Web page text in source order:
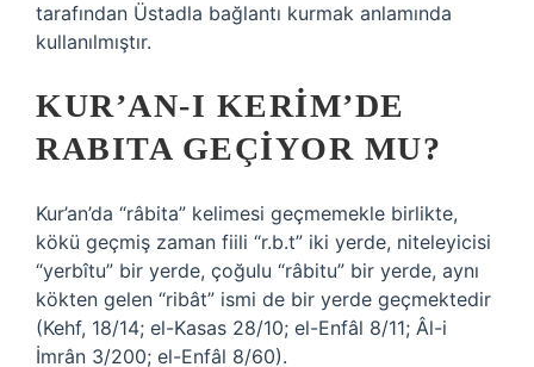
tarafından Üstadla bağlantı kurmak anlamında
kullanılmıştır.
KUR’AN-I KERIM’DE
RABITA GEÇIYOR MU?
Kur’an’da “râbita” kelimesi geçmemekle birlikte,
kökü geçmiş zaman fiili “r.b.t” iki yerde, niteleyicisi
“yerbîtu” bir yerde, çoğulu “râbitu” bir yerde, aynı
kökten gelen “ribât” ismi de bir yerde geçmektedir
(Kehf, 18/14; el-Kasas 28/10; el-Enfâl 8/11; Âl-i
İmrân 3/200; el-Enfâl 8/60).